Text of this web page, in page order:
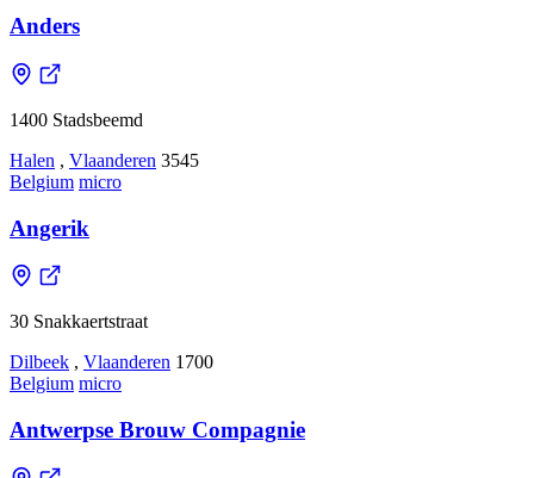
Anders
1400 Stadsbeemd
Halen , Vlaanderen 3545
Belgium micro
Angerik
30 Snakkaertstraat
Dilbeek , Vlaanderen 1700
Belgium micro
Antwerpse Brouw Compagnie